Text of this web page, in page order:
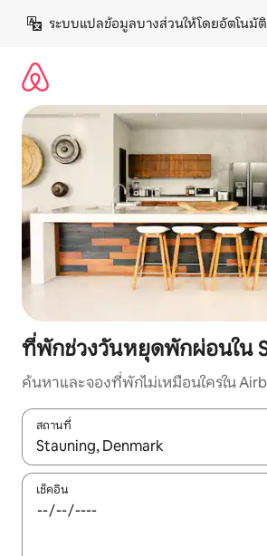
เนื้อหา
ระบบแปลข้อมูลบางส่วนให้โดยอัตโนมัติ
ที่พักช่วงวันหยุดพักผ่อนใน
ค้นหาและจองที่พักไม่เหมือนใครใน
สถานที่
ใช้ลูกศรขึ้นลง หรือใช้การสัมผัสหรือปัด เพื่
เช็คอิน